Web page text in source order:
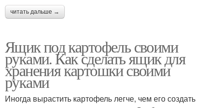
читать дальше →
Ящик под картофель своими
руками. Как сделать ящик для
хранения картошки своими
руками
Иногда вырастить картофель легче, чем его создать